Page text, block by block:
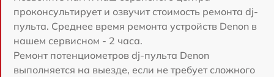
проконсультирует и озвучит стоимость ремонта dj-
пульта. Среднее время ремонта устройств Denon в
нашем сервисном - 2 часа.
Ремонт потенциометров dj-пульта Denon
выполняется на выезде, если не требует сложного